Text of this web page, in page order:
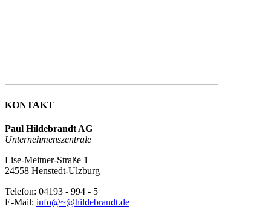
KONTAKT
Paul Hildebrandt AG
Unternehmenszentrale
Lise-Meitner-Straße 1
24558 Henstedt-Ulzburg
Telefon: 04193 - 994 - 5
E-Mail: info@~@hildebrandt.de